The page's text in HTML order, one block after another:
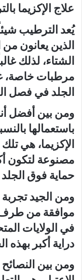
علاج الإكزيما
يُعد الترطيب
الذين يعانون
الشتاء، لذلك
مرطبات خاصة،
الجلد في فصل
ومن بين أفضل
باستعمالها
الإكزيما، هي
مصنوعة لتكون
حماية فوق
ومن الجيد
موافقة من طرف
دراية أكبر بهذه
ومن بين